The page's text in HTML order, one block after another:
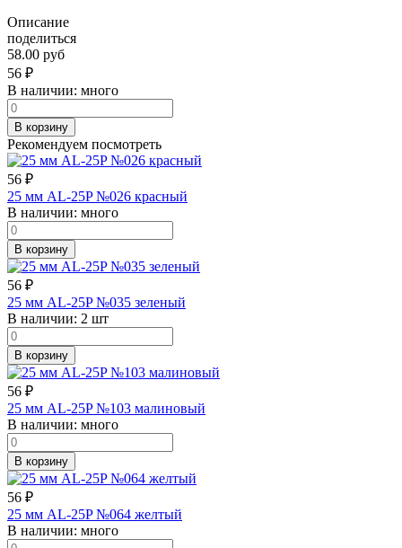
Описание
поделиться
58.00 руб
56 ₽
В наличии: много
В корзину
Рекомендуем посмотреть
56 ₽
25 мм AL-25P №026 красный
В наличии: много
В корзину
56 ₽
25 мм AL-25P №035 зеленый
В наличии: 2 шт
В корзину
56 ₽
25 мм AL-25P №103 малиновый
В наличии: много
В корзину
56 ₽
25 мм AL-25P №064 желтый
В наличии: много